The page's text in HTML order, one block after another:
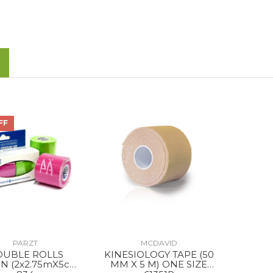
PARZT
ROLLS
(2x2.75mX5cm)
MCDAVID
KINESIOLOGY TAPE (50
MM X 5 M) ONE SIZE